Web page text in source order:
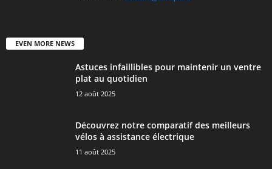
EVEN MORE NEWS
Astuces infaillibles pour maintenir un ventre
plat au quotidien
12 août 2025
Découvrez notre comparatif des meilleurs
vélos à assistance électrique
11 août 2025